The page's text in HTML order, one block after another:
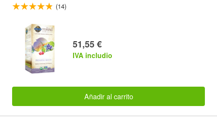
(14)
51,55 €
IVA includio
Añadir al carrito